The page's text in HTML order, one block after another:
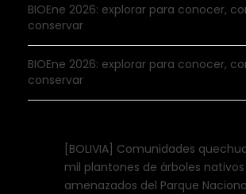
BIOEne 2026: explorar para conocer,
conservar
BIOEne 2026: explorar para conocer,
conservar
[BOLIVIA] Comunidades
mil plantones de árboles
amenazados del Parque